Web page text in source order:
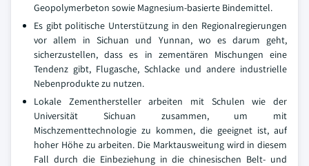
Geopolymerbeton sowie Magnesium-basierte Bindemittel.
Es gibt politische Unterstützung in den Regionalregierungen
vor allem in Sichuan und Yunnan, wo es darum geht,
sicherzustellen, dass es in zementären Mischungen eine
Tendenz gibt, Flugasche, Schlacke und andere industrielle
Nebenprodukte zu nutzen.
Lokale Zementhersteller arbeiten mit Schulen wie der
Universität Sichuan zusammen, um mit
Mischzementtechnologie zu kommen, die geeignet ist, auf
hoher Höhe zu arbeiten. Die Marktausweitung wird in diesem
Fall durch die Einbeziehung in die chinesischen Belt- und